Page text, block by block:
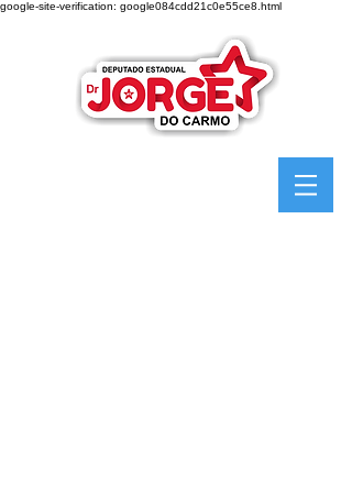
google-site-verification: google084cdd21c0e55ce8.html